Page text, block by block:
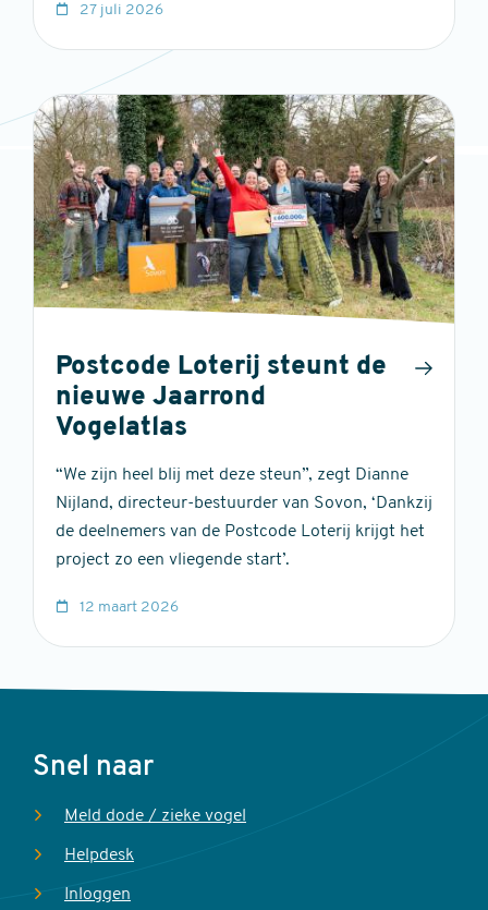
27 juli 2026
Postcode Loterij steunt de
nieuwe Jaarrond
Vogelatlas
“We zijn heel blij met deze steun”, zegt Dianne
Nijland, directeur-bestuurder van Sovon, ‘Dankzij
de deelnemers van de Postcode Loterij krijgt het
project zo een vliegende start’.
12 maart 2026
Voet
Snel naar
Meld dode / zieke vogel
Helpdesk
Inloggen